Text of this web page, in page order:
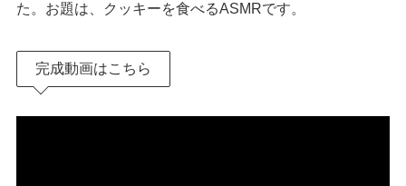
た。お題は、クッキーを食べるASMRです。
完成動画はこちら